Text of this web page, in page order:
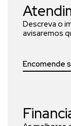
Descreva o
avisaremos
Encomende